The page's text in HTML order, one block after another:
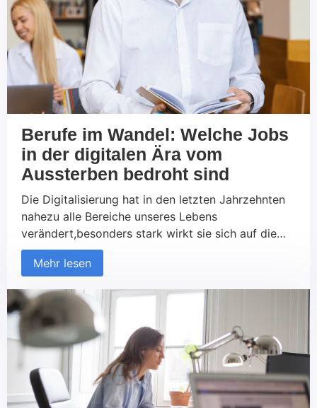
als […]
Berufe im Wandel: Welche Jobs
in der digitalen Ära vom
Aussterben bedroht sind
Die Digitalisierung hat in den letzten Jahrzehnten
nahezu alle Bereiche unseres Lebens
verändert,besonders stark wirkt sie sich auf die
Arbeitswelt aus. Während neue Technologien
undAutomatisierungen viele Chancen bieten,
insbesondere für bestimmte Berufsgruppen. Einige
traditionelle Berufe stehen durch die
rasanteEntwicklung digitaler Technologien vor
dem Aussterben oder erleben tiefgreifende
Veränderungen. In […]
Mehr lesen